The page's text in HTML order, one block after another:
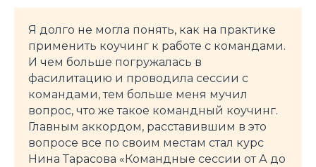
Я долго не могла понять, как на практике
применить коучинг к работе с командами.
И чем больше погружалась в
фасилитацию и проводила сессии с
командами, тем больше меня мучил
вопрос, что же такое командный коучинг.
Главным аккордом, расставившим в это
вопросе все по своим местам стал курс
Нина Тарасова «Командные сессии от А до